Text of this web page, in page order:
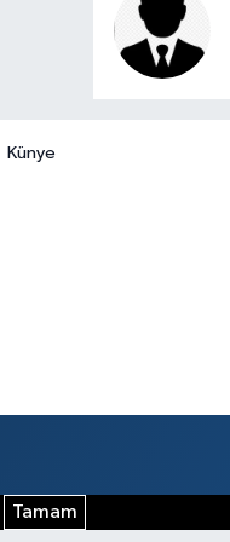
Künye
Tamam